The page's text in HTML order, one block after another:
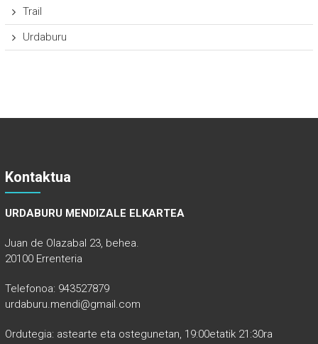
Trail
Urdaburu
Kontaktua
URDABURU MENDIZALE ELKARTEA
Juan de Olazabal 23, behea.
20100 Errenteria
Telefonoa: 943527879
urdaburu.mendi@gmail.com
Ordutegia: astearte eta ostegunetan, 19:00etatik 21:30ra